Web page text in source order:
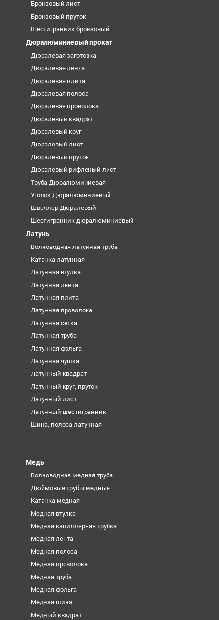
Бронзовый лист
Бронзовый пруток
Шестигранник бронзовый
Дюралюминиевый прокат
Дюралевая заготовка
Дюралевая лента
Дюралевая плита
Дюралевая полоса
Дюралевая проволока
Дюралевый квадрат
Дюралевый круг
Дюралевый лист
Дюралевый пруток
Дюралевый рифленый лист
Труба Дюралюминиевая
Уголок Дюралюминиевый
Швеллер Дюралевый
Шестигранник дюралюминиевый
Латунь
Волноводная латунная труба
Катанка латунная
Латунная втулка
Латунная лента
Латунная плита
Латунная проволока
Латунная сетка
Латунная труба
Латунная фольга
Латунная чушка
Латунный квадрат
Латунный круг, пруток
Латунный лист
Латунный шестигранник
Шина, полоса латунная
Медь
Волноводная медная труба
Дюймовые трубы медные
Катанка медная
Медная втулка
Медная капиллярная трубка
Медная лента
Медная полоса
Медная проволока
Медная труба
Медная фольга
Медная шина
Медный квадрат